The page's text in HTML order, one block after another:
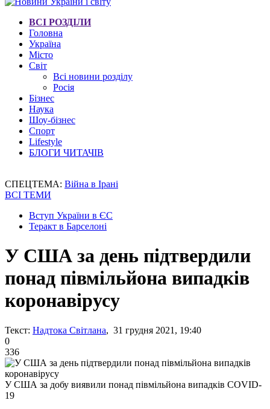
ВСІ РОЗДІЛИ
Головна
Україна
Місто
Світ
Всі новини розділу
Росія
Бізнес
Наука
Шоу-бізнес
Спорт
Lifestyle
БЛОГИ ЧИТАЧІВ
СПЕЦТЕМА: Війна в Ірані
ВСІ ТЕМИ
Вступ України в ЄС
Теракт в Барселоні
У США за день підтвердили
понад півмільйона випадків
коронавірусу
Текст: Надтока Світлана, 31 грудня 2021, 19:40
0
336
У США за добу виявили понад півмільйона випадків COVID-
19